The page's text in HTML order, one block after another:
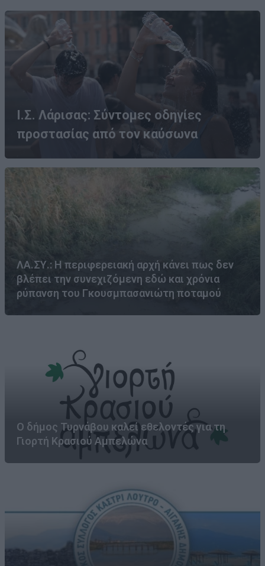
Ι.Σ. Λάρισας: Σύντομες οδηγίες
προστασίας από τον καύσωνα
ΛΑ.ΣΥ.: Η περιφερειακή αρχή κάνει πως δεν
βλέπει την συνεχιζόμενη εδώ και χρόνια
ρύπανση του Γκουσμπασανιώτη ποταμού
Ο δήμος Τυρνάβου καλεί εθελοντές για τη
Γιορτή Κρασιού Αμπελώνα